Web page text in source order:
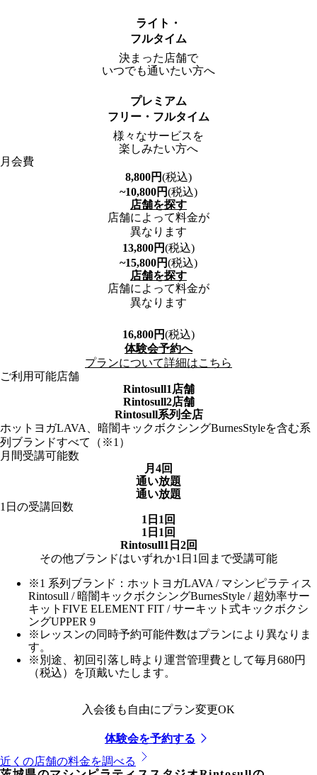
ライト・
フルタイム
決まった店舗で
いつでも通いたい方へ
プレミアム
フリー・フルタイム
様々なサービスを
楽しみたい方へ
月会費
8,800円(税込)
~10,800円(税込)
店舗を探す
店舗によって料金が
異なります
13,800円(税込)
~15,800円(税込)
店舗を探す
店舗によって料金が
異なります
16,800円(税込)
体験会予約へ
プランについて詳細はこちら
ご利用可能店舗
Rintosull1店舗
Rintosull2店舗
Rintosull系列全店
ホットヨガLAVA、暗闇キックボクシングBurnesStyleを含む系
列ブランドすべて（※1）
月間受講可能数
月4回
通い放題
通い放題
1日の受講回数
1日1回
1日1回
Rintosull1日2回
その他ブランドはいずれか1日1回まで受講可能
※1 系列ブランド：ホットヨガLAVA / マシンピラティス
Rintosull / 暗闇キックボクシングBurnesStyle / 超効率サー
キットFIVE ELEMENT FIT / サーキット式キックボクシ
ングUPPER 9
※レッスンの同時予約可能件数はプランにより異なりま
す。
※別途、初回引落し時より運営管理費として毎月680円
（税込）を頂戴いたします。
入会後も自由にプラン変更OK
体験会を予約する
近くの店舗の料金を調べる